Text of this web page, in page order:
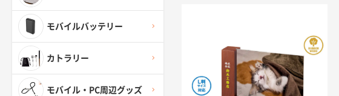
モバイルバッテリー
カトラリー
モバイル・PC周辺グッズ